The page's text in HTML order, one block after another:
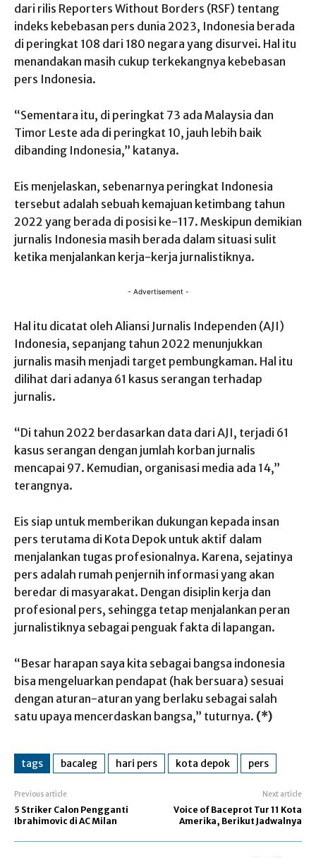
dari rilis Reporters Without Borders (RSF) tentang
indeks kebebasan pers dunia 2023, Indonesia berada
di peringkat 108 dari 180 negara yang disurvei. Hal itu
menandakan masih cukup terkekangnya kebebasan
pers Indonesia.
“Sementara itu, di peringkat 73 ada Malaysia dan
Timor Leste ada di peringkat 10, jauh lebih baik
dibanding Indonesia,” katanya.
Eis menjelaskan, sebenarnya peringkat Indonesia
tersebut adalah sebuah kemajuan ketimbang tahun
2022 yang berada di posisi ke-117. Meskipun demikian
jurnalis Indonesia masih berada dalam situasi sulit
ketika menjalankan kerja-kerja jurnalistiknya.
- Advertisement -
Hal itu dicatat oleh Aliansi Jurnalis Independen (AJI)
Indonesia, sepanjang tahun 2022 menunjukkan
jurnalis masih menjadi target pembungkaman. Hal itu
dilihat dari adanya 61 kasus serangan terhadap
jurnalis.
“Di tahun 2022 berdasarkan data dari AJI, terjadi 61
kasus serangan dengan jumlah korban jurnalis
mencapai 97. Kemudian, organisasi media ada 14,”
terangnya.
Eis siap untuk memberikan dukungan kepada insan
pers terutama di Kota Depok untuk aktif dalam
menjalankan tugas profesionalnya. Karena, sejatinya
pers adalah rumah penjernih informasi yang akan
beredar di masyarakat. Dengan disiplin kerja dan
profesional pers, sehingga tetap menjalankan peran
jurnalistiknya sebagai penguak fakta di lapangan.
“Besar harapan saya kita sebagai bangsa indonesia
bisa mengeluarkan pendapat (hak bersuara) sesuai
dengan aturan-aturan yang berlaku sebagai salah
satu upaya mencerdaskan bangsa,” tuturnya. (*)
tags bacaleg hari pers kota depok pers
Previous article
5 Striker Calon Pengganti
Ibrahimovic di AC Milan
Next article
Voice of Baceprot Tur 11 Kota
Amerika, Berikut Jadwalnya